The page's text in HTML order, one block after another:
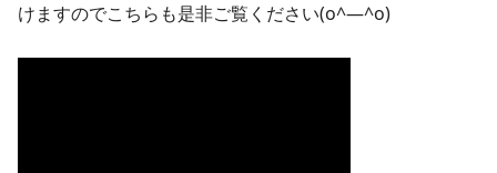
けますのでこちらも是非ご覧ください(o^―^o)